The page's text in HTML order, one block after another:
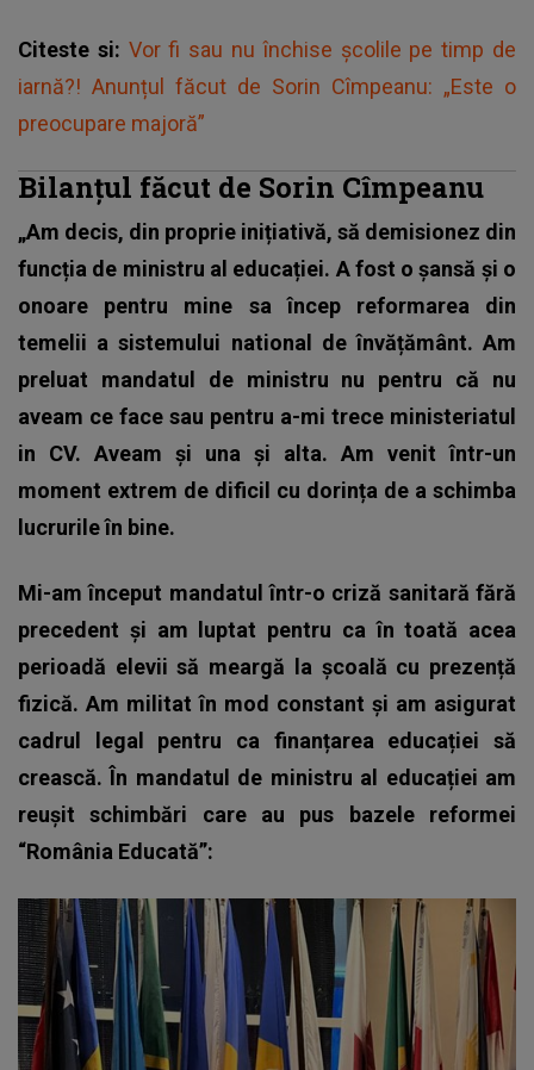
Citeste si: Vor fi sau nu închise școlile pe timp de
iarnă?! Anunțul făcut de Sorin Cîmpeanu: „Este o
preocupare majoră”
Bilanțul făcut de Sorin Cîmpeanu
„Am decis, din proprie inițiativă, să demisionez din
funcția de ministru al educației. A fost o șansă și o
onoare pentru mine sa încep reformarea din
temelii a sistemului national de învățământ. Am
preluat mandatul de ministru nu pentru că nu
aveam ce face sau pentru a-mi trece ministeriatul
in CV. Aveam și una și alta. Am venit într-un
moment extrem de dificil cu dorința de a schimba
lucrurile în bine.
Mi-am început mandatul într-o criză sanitară fără
precedent și am luptat pentru ca în toată acea
perioadă elevii să meargă la școală cu prezență
fizică. Am militat în mod constant și am asigurat
cadrul legal pentru ca finanțarea educației să
crească. În mandatul de ministru al educației am
reușit schimbări care au pus bazele reformei
“România Educată”: